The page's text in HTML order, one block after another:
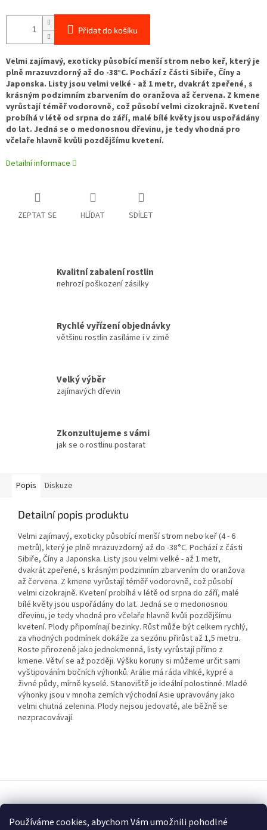
Používáme cookies, abychom Vám umožnili pohodlné
Přidat do košíku
Velmi zajímavý, exoticky působící menší strom nebo keř, který je
plně mrazuvzdorný až do -38°C. Pochází z části Sibiře, Číny a
Japonska. Listy jsou velmi velké - až 1 metr, dvakrát zpeřené, s
krásným podzimním zbarvením do oranžova až červena. Z kmene
vyrůstají téměř vodorovně, což působí velmi cizokrajně. Kvetení
probíhá v létě od srpna do září, malé bílé květy jsou uspořádány
do lat. Jedná se o medonosnou dřevinu, je tedy vhodná pro
včelaře hlavně kvůli pozdějšímu kvetení.
Detailní informace
ZEPTAT SE HLÍDAT SDÍLET
Kvalitní zabalení rostlin
nehrozí poškození zásilky
Rychlé vyřízení objednávky
většinu rostlin zasíláme i v zimě
Velký výběr
zajímavých dřevin
Zkonzultujeme s vámi
jak se o rostlinu postarat
Popis Diskuze
Detailní popis produktu
Velmi zajímavý, exoticky působící menší strom nebo keř (4 - 6
metrů), který je plně mrazuvzdorný až do -38°C. Pochází z části
Sibiře, Číny a Japonska. Listy jsou velmi velké - až 1 metr,
dvakrát zpeřené, s krásným podzimním zbarvením do oranžova
až červena. Z kmene vyrůstají téměř vodorovně, což působí
velmi cizokrajně. Kvetení probíhá v létě od srpna do září, malé
bílé květy jsou uspořádány do lat. Jedná se o medonosnou
dřevinu, je tedy vhodná pro včelaře hlavně kvůli pozdějšímu
kvetení. Plody připomínají bezinky. Růst může být celkem rychlý,
za vhodných podmínek dokáže za sezónu přirůst až 1,5 metru.
Roste přirozeně jako jednokmenná, listy vyrůstají přímo z
kmene. Větví se až později. Výšku koruny si můžeme určit sami
vyštipováním bočních výhonků. Arálie má ráda vlhké, kypré a
živné půdy, mírně kyselé. Stanoviště je ideální polostinné. Mladé
výhonky jsou v mnoha zemích východní Asie upravovány jako
velmi chutná zelenina. Plody nejsou jedovaté, ale běžně se
nezpracovávají.
á
p